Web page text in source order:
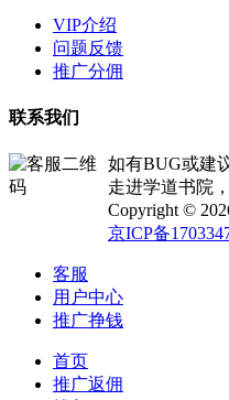
VIP介绍
问题反馈
推广分佣
联系我们
如有BUG或建
走进学道书院
Copyright ©
京ICP备
客服
用户中心
推广挣钱
首页
推广返佣